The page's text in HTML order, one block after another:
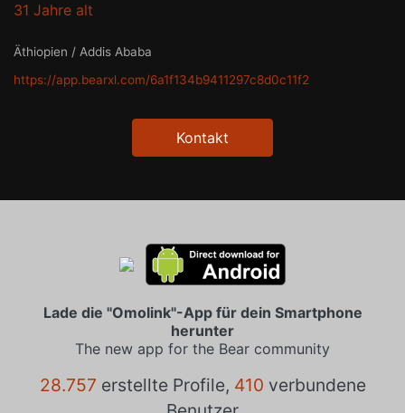
31 Jahre alt
Äthiopien / Addis Ababa
https://app.bearxl.com/6a1f134b9411297c8d0c11f2
Kontakt
Lade die "Omolink"-App für dein Smartphone
herunter
The new app for the Bear community
28.757 erstellte Profile, 410 verbundene